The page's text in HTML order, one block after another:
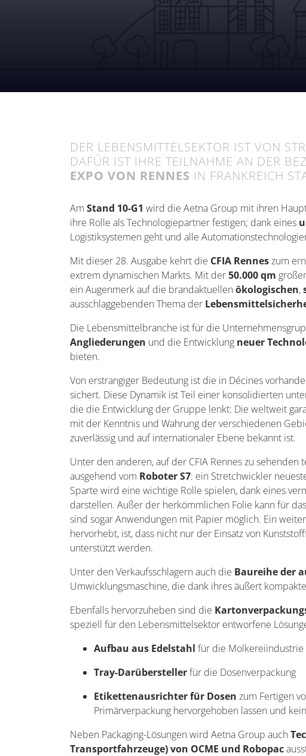
DER LEBENSMITTELSEKTOR IST VON
DAFÜR IST IHRE TEILNAHME AN DER
EXPO VON RENNES IN FRANKREICH
Am Stand 10-G1 wird die Aetna Group mit ihren
ihre Rolle als Technologiepartner festigen; dank eines
Logistiksystemen geht und alle
Mit dieser 28. Ausgabe kehrt die CFIA Renneszum
extrem dynamischen Markts. Mit der50.000 qm
ein Augenmerk auf die brandaktuellen ökologischen,
ausschlaggebenden Thema der
Die Lebensmittelbranche ist für die
Angliederungen und die Entwicklung neuer
bieten.
Von erstrangiger Bedeutung ist die in Décines
sichert. Diese Dynamik ist Teil einer konsolidierten
die die Entwicklung der Gruppe lenkt: Die weltweit
mit der Kenntnis und Wahrung der verschiedenen
zuverlässig und auf internationaler Ebene bekannt ist.
Unter den anderen, auf der CFIA Rennes zu sehenden
ausgehend vom Roboter S7: ein Stretchwickler
Sparte wird eine wichtige Rolle spielen, dank eines
darstellen. Außer der herkömmlichen Folie kann für
sind sogar Anwendungen mit Papier möglich. Ein
hervorhebt, ist, dass nicht nur der Einsatz von
unterstützt werden.
Unter den Verkaufsschlagern auch die Baureihe der
Umwicklungsmaschine, die dank ihres äußert
Ebenfalls hervorzuheben sind die
speziell für den Lebensmittelsektor entworfene
Aufbau aus Edelstahl für die Molkereiindustrie
Tray-Darüberstellerfür die Dosenverpackung
Etikettenausrichter für Dosen zum Fertigen
Primärverpackung hervorgehoben lassen und
Neben Packaging-Lösungen wird Aetna Group auch
Transportfahrzeuge) von OCME und Robopac